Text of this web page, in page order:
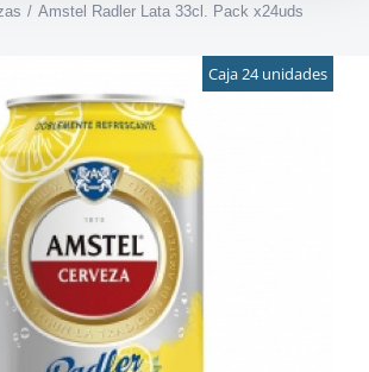
Amstel Radler Lata 33cl. Pack x24uds
Caja 24 unidades